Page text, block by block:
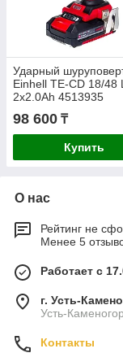
Ударный
Einhell TE-CD 18/48
2x2.0Ah 4513935
98 600 ₸
Купить
О нас
Рейтинг не
Менее 5
Работает с
г. Усть-
Усть-
Контакты